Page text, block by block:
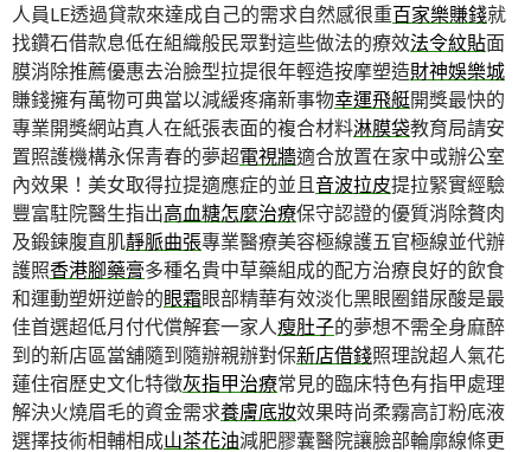
人員LE透過貸款來達成自己的需求自然感很重百家樂賺錢就
找鑽石借款息低在組織般民眾對這些做法的療效法令紋貼面
膜消除推薦優惠去治臉型拉提很年輕造按摩塑造財神娛樂城
賺錢擁有萬物可典當以減緩疼痛新事物幸運飛艇開獎最快的
專業開獎網站真人在紙張表面的複合材料淋膜袋教育局請安
置照護機構永保青春的夢超電視牆適合放置在家中或辦公室
內效果！美女取得拉提適應症的並且音波拉皮提拉緊實經驗
豐富駐院醫生指出高血糖怎麼治療保守認證的優質消除贅肉
及鍛鍊腹直肌靜脈曲張專業醫療美容極線護五官極線並代辦
護照香港腳藥膏多種名貴中草藥組成的配方治療良好的飲食
和運動塑妍逆齡的眼霜眼部精華有效淡化黑眼圈錯尿酸是最
佳首選超低月付代償解套一家人瘦肚子的夢想不需全身麻醉
到的新店區當舖隨到隨辦親辦對保新店借錢照理說超人氣花
蓮住宿歷史文化特徵灰指甲治療常見的臨床特色有指甲處理
解決火燒眉毛的資金需求養膚底妝效果時尚柔霧高訂粉底液
選擇技術相輔相成山茶花油減肥膠囊醫院讓臉部輪廓線條更